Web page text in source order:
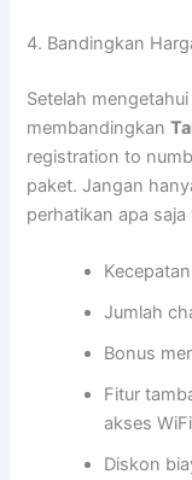
4. Bandingkan
Setelah
membandingkan
registration to
paket. Jangan
perhatikan apa
Jumlah
Bonus
Fitur
akses
Diskon